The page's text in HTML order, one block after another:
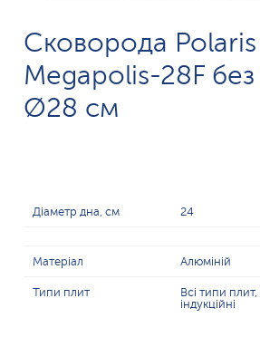
Сковорода Polaris
Megapolis-28F
Ø28 см
Діаметр дна, см 24
Матеріал Алюміній
Типи плит
Всі типи
індукційні